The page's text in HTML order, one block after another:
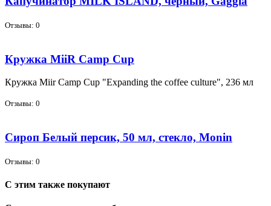
Отзывы: 0
Кружка MiiR Camp Cup
Круж­ка Miir Camp Cup "Expanding the coffee culture", 236 мл
Отзывы: 0
Сироп Белый персик, 50 мл, стекло, Monin
Отзывы: 0
С этим также покупают